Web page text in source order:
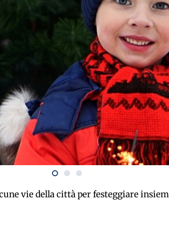
vie della città per festeggiare